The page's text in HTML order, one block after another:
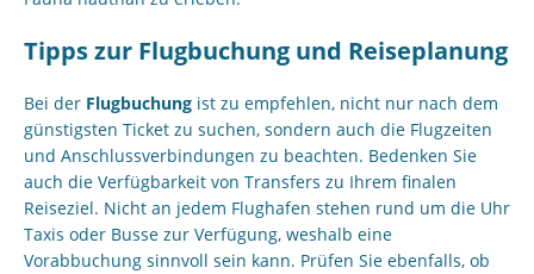
Tipps zur Flugbuchung und Reiseplanung
Bei der Flugbuchung ist zu empfehlen, nicht nur nach dem
günstigsten Ticket zu suchen, sondern auch die Flugzeiten
und Anschlussverbindungen zu beachten. Bedenken Sie
auch die Verfügbarkeit von Transfers zu Ihrem finalen
Reiseziel. Nicht an jedem Flughafen stehen rund um die Uhr
Taxis oder Busse zur Verfügung, weshalb eine
Vorabbuchung sinnvoll sein kann. Prüfen Sie ebenfalls, ob